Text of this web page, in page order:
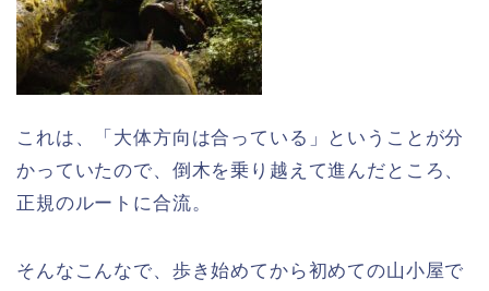
これは、「大体方向は合っている」ということが分
かっていたので、倒木を乗り越えて進んだところ、
正規のルートに合流。
そんなこんなで、歩き始めてから初めての山小屋で